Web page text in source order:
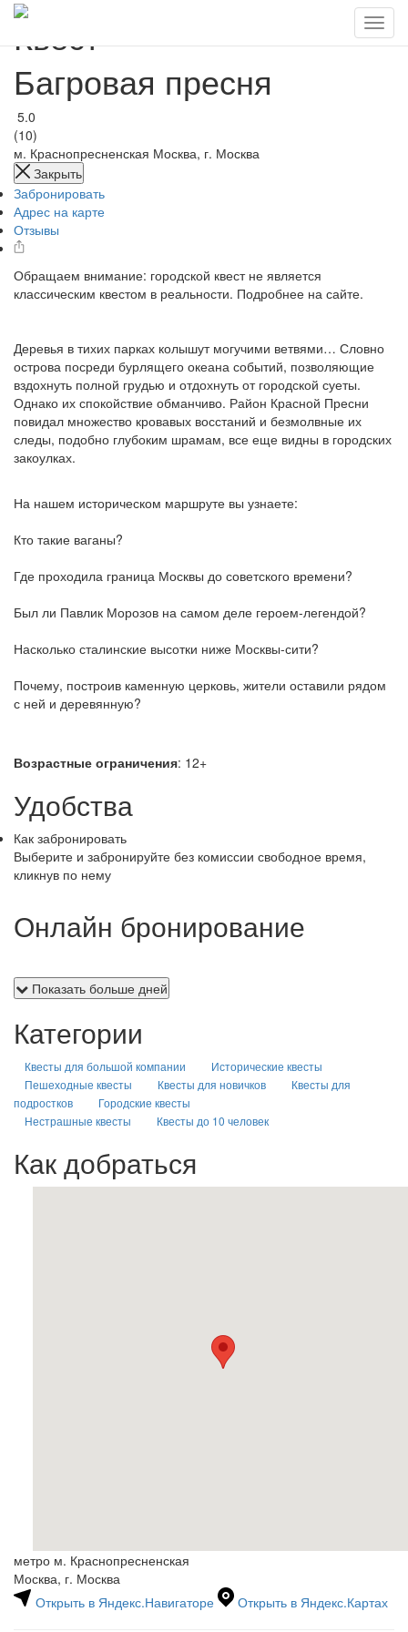
Квест
Багровая пресня
5.0
(10)
м. Краснопресненская Москва, г. Москва
Закрыть
Забронировать
Адрес на карте
Отзывы
Обращаем внимание: городской квест не является
классическим квестом в реальности. Подробнее на сайте.
Деревья в тихих парках колышут могучими ветвями… Словно
острова посреди бурлящего океана событий, позволяющие
вздохнуть полной грудью и отдохнуть от городской суеты.
Однако их спокойствие обманчиво. Район Красной Пресни
повидал множество кровавых восстаний и безмолвные их
следы, подобно глубоким шрамам, все еще видны в городских
закоулках.
На нашем историческом маршруте вы узнаете:
Кто такие ваганы?
Где проходила граница Москвы до советского времени?
Был ли Павлик Морозов на самом деле героем-легендой?
Насколько сталинские высотки ниже Москвы-сити?
Почему, построив каменную церковь, жители оставили рядом
с ней и деревянную?
Возрастные ограничения: 12+
Удобства
Как забронировать
Выберите и забронируйте без комиссии свободное время,
кликнув по нему
Онлайн бронирование
Показать больше дней
Категории
Квесты для большой компании
Исторические квесты
Пешеходные квесты
Квесты для новичков
Квесты для
подростков
Городские квесты
Нестрашные квесты
Квесты до 10 человек
Как добраться
метро м. Краснопресненская
Москва, г. Москва
Открыть в Яндекс.Навигаторе
Открыть в Яндекс.Картах